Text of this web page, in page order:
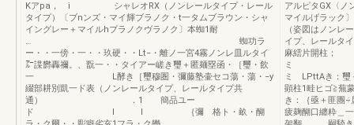
Kアpa， i シャレオRX（ノンレールタイプ・レール
タイプ）〔ブnンズ・マイ輝ブラノク・t一タムブラウン・シャ
イングレー＋マイルhプラノクヴラノク〕本蜘1耐
… 蜘功ラ
ー・・一傍・一・・玖硬・・Lt−・離ノ一宮4霧ノンレ皿ルタイ
㌃諜欝轟禰。、翫一・・タイアー嵯き璽＋匿麺塁函・［璽・飲
一 L酵き［璽穆圏・彌藤塾壷セコ蕩・蕩・−y
綴部耕別凱一ド表（ノンレールタイプ、レールタイプ共
通） ．1 簡品ユー
ド l l ｛彌 格ト・畝・醐
アルピタGX〈ノ
マイルげ
（姿図はノンレ
イプ、レールタ
麻繧
ミ LPttAき：璽
顕柱1畦ヒ
き：｛亟＋匪團÷
疲麹醐口纏粋＿